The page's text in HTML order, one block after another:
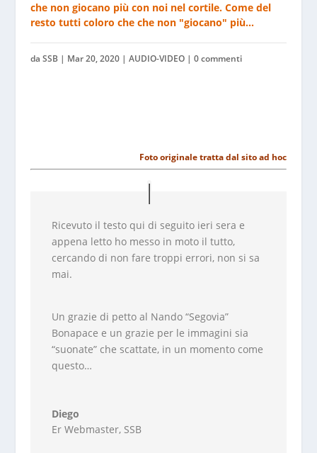
che non giocano più con noi nel cortile. Come del
resto tutti coloro che che non "giocano" più...
da SSB| Mar 20, 2020| AUDIO-VIDEO| 0 commenti
Foto originale tratta dal sito ad hoc
Ricevuto il testo qui di seguito ieri sera e
appena letto ho messo in moto il tutto,
cercando di non fare troppi errori, non si sa
mai.
Un grazie di petto al Nando “Segovia”
Bonapace e un grazie per le immagini sia
“suonate” che scattate, in un momento come
questo…
Diego
Er Webmaster, SSB